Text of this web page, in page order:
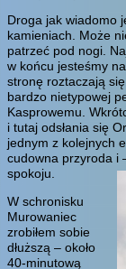
Droga jak wiadomo
kamieniach. Może
patrzeć pod nogi.
w końcu jesteśmy
stronę roztaczają
bardzo nietypowej
Kasprowemu.
i tutaj odsłania się
jednym z kolejnych
cudowna przyroda i
spokoju.
W schronisku
Murowaniec
zrobiłem sobie
dłuższą – około
40-minutową